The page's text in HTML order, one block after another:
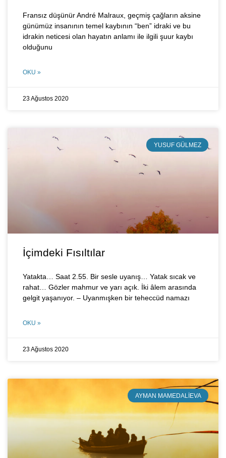
Fransız düşünür André Malraux, geçmiş çağların aksine
günümüz insanının temel kaybının “ben” idraki ve bu
idrakin neticesi olan hayatın anlamı ile ilgili şuur kaybı
olduğunu
OKU »
23 Ağustos 2020
YUSUF GÜLMEZ
İçimdeki Fısıltılar
Yatakta… Saat 2.55. Bir sesle uyanış… Yatak sıcak ve
rahat… Gözler mahmur ve yarı açık. İki âlem arasında
gelgit yaşanıyor. – Uyanmışken bir teheccüd namazı
OKU »
23 Ağustos 2020
AYMAN MAMEDALIEVA